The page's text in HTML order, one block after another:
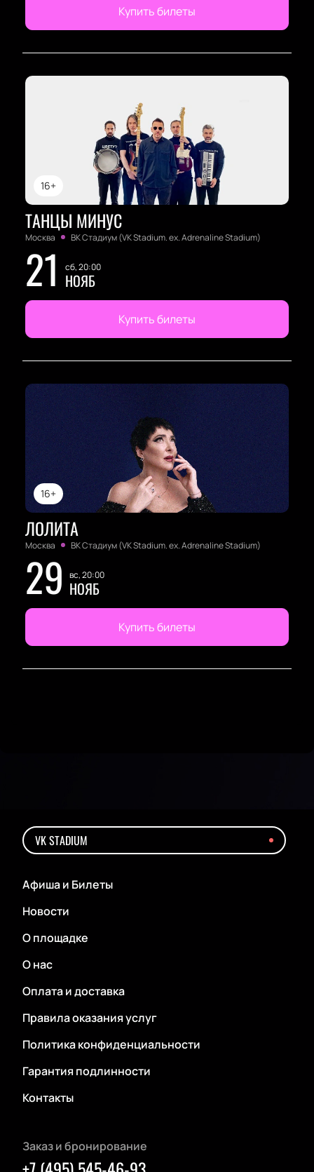
Купить билеты
16+
ТАНЦЫ МИНУС
Москва ВК Стадиум (VK Stadium. ex. Adrenaline Stadium)
21 сб, 20:00
НОЯБ
Купить билеты
16+
ЛОЛИТА
Москва ВК Стадиум (VK Stadium. ex. Adrenaline Stadium)
29 вс, 20:00
НОЯБ
Купить билеты
VK STADIUM
Афиша и Билеты
Новости
О площадке
О нас
Оплата и доставка
Правила оказания услуг
Политика конфиденциальности
Гарантия подлинности
Контакты
Заказ и бронирование